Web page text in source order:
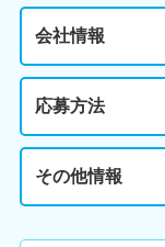
会社情報
応募方法
その他情報